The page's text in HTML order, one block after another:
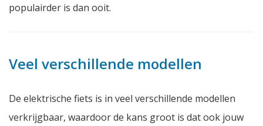
populairder is dan ooit.
Veel verschillende modellen
De elektrische fiets is in veel verschillende modellen
verkrijgbaar, waardoor de kans groot is dat ook jouw